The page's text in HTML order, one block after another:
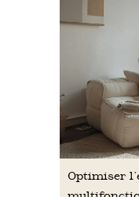
Optimiser